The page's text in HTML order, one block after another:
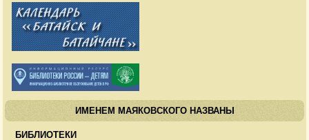
ИМЕНЕМ МАЯКОВСКОГО НАЗВАНЫ
БИБЛИОТЕКИ